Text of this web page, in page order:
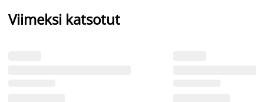
Viimeksi katsotut